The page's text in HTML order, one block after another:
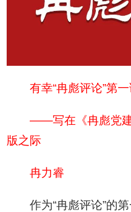
有幸“冉彪评论”第
——写在《冉彪党
版之际
冉力睿
作为“冉彪评论”的